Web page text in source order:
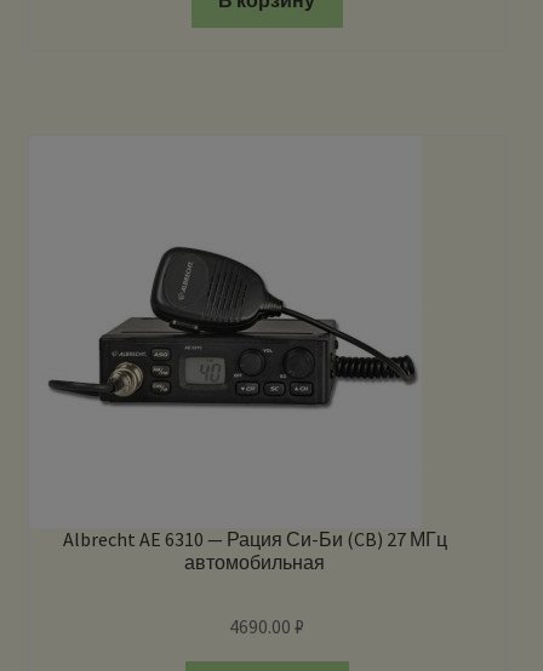
Albrecht AE 6310 — Рация Си-Би (CB) 27 МГц
автомобильная
4690.00₽